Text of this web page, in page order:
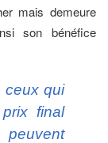
mais demeure
son bénéfice
ceux qui
final